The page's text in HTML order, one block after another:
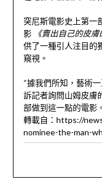
突尼斯電影史上第一
影
《賣出自己的皮膚
供了一種引人注目的
窺視。
“據我們所知，藝術
訴記者詢問山姆皮膚
部做到這一點的電影。
轉載自：https://
nominee-the-man-